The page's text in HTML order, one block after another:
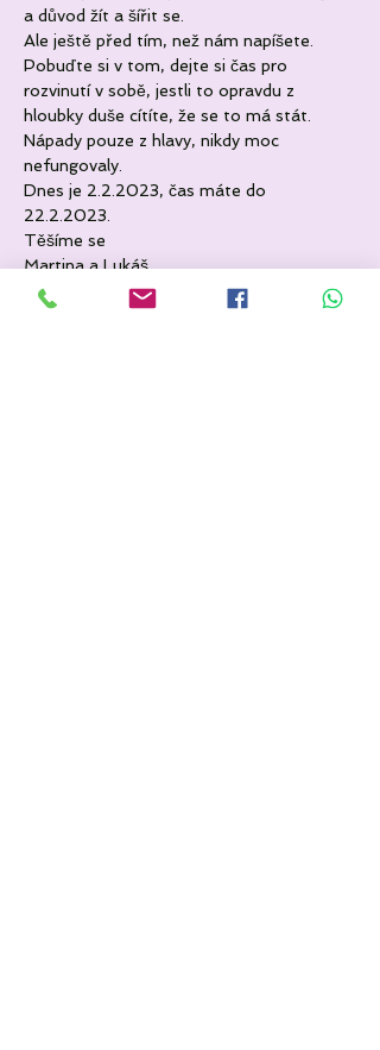
a důvod žít a šířit se.
Ale ještě před tím, než nám napíšete.
Pobuďte si v tom, dejte si čas pro
rozvinutí v sobě, jestli to opravdu z
hloubky duše cítíte, že se to má stát.
Nápady pouze z hlavy, nikdy moc
nefungovaly.
Dnes je 2.2.2023, čas máte do
22.2.2023.
Těšíme se
Martina a Lukáš